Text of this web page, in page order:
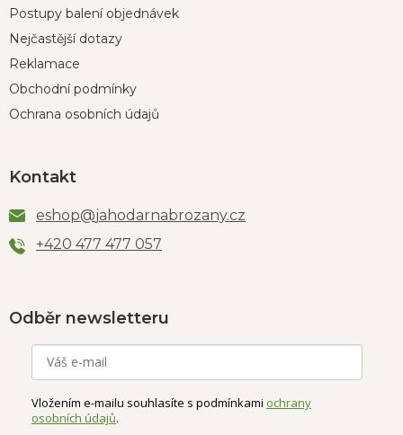
Postupy balení objednávek
Nejčastější dotazy
Reklamace
Obchodní podmínky
Ochrana osobních údajů
Kontakt
eshop@jahodarnabrozany.cz
+420 477 477 057
Odběr newsletteru
Vložením e-mailu souhlasíte s podmínkami ochrany
osobních údajů.